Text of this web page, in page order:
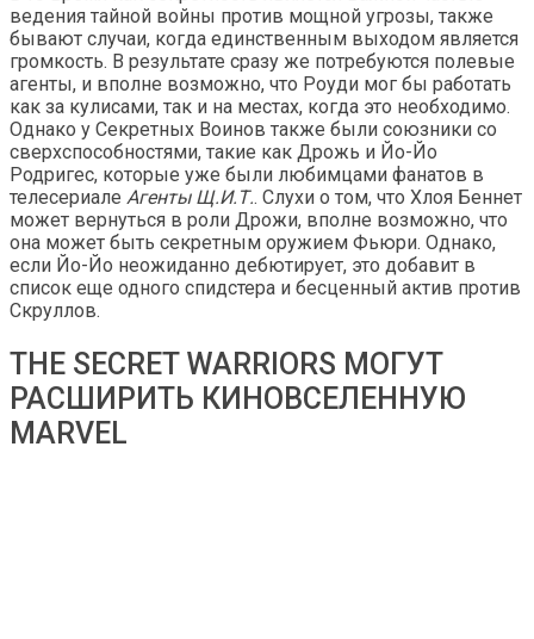
ведения тайной войны против мощной угрозы, также
бывают случаи, когда единственным выходом является
громкость. В результате сразу же потребуются полевые
агенты, и вполне возможно, что Роуди мог бы работать
как за кулисами, так и на местах, когда это необходимо.
Однако у Секретных Воинов также были союзники со
сверхспособностями, такие как Дрожь и Йо-Йо
Родригес, которые уже были любимцами фанатов в
телесериале Агенты Щ.И.Т.. Слухи о том, что Хлоя Беннет
может вернуться в роли Дрожи, вполне возможно, что
она может быть секретным оружием Фьюри. Однако,
если Йо-Йо неожиданно дебютирует, это добавит в
список еще одного спидстера и бесценный актив против
Скруллов.
THE SECRET WARRIORS МОГУТ
РАСШИРИТЬ КИНОВСЕЛЕННУЮ
MARVEL